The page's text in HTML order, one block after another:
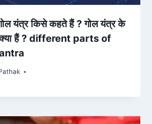
गोल यंत्र किसे कहते हैं ? गोल यंत्र के
क्या हैं ? different parts of